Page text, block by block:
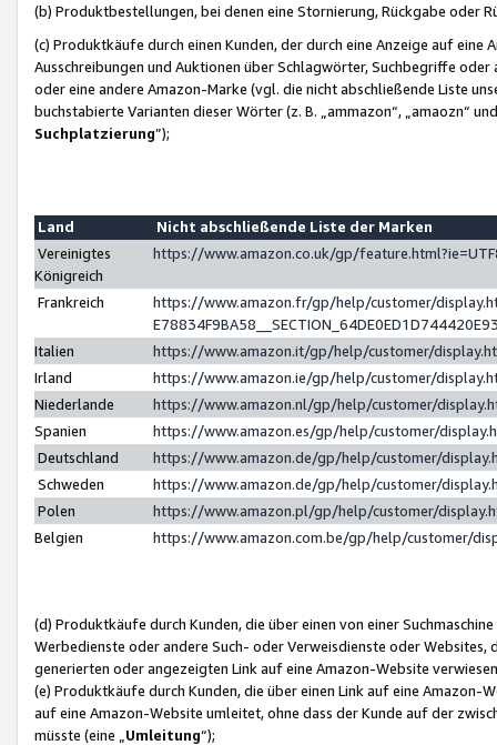
(b) Produktbestellungen, bei denen eine Stornierung, Rückgabe oder
(c) Produktkäufe durch einen Kunden, der durch eine Anzeige auf
Ausschreibungen und Auktionen über Schlagwörter, Suchbegriffe
oder eine andere Amazon-Marke (vgl. die nicht abschließende Liste
buchstabierte Varianten dieser Wörter (z. B. „ammazon“, „amaozn“
Suchplatzierung”);
Land
Nicht abschließende Liste der Marken
Vereinigtes
Königreich
https://www.amazon.co.uk/gp/
Frankreich
https://www.amazon.fr/gp/help/customer/
Italien
https://www.amazon.it/gp/help/customer/
Irland
https://www.amazon.ie/gp/help/customer/
Niederlande
https://www.amazon.nl/gp/help/customer/
Spanien
https://www.amazon.es/gp/help/customer/
Deutschland
https://www.amazon.de/gp/help/customer/
Schweden
https://www.amazon.de/gp/help/customer/
Polen
https://www.amazon.pl/gp/help/customer/
Belgien
https://www.amazon.com.be/gp/help/customer/
(d) Produktkäufe durch Kunden, die über einen von einer
Werbedienste oder andere Such- oder Verweisdienste oder Websites,
generierten oder angezeigten Link auf eine Amazon-Website
(e) Produktkäufe durch Kunden, die über einen Link auf eine
auf eine Amazon-Website umleitet, ohne dass der Kunde auf der
müsste (eine „ Umleitung“);